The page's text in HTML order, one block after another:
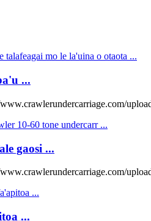
...
gaosi ...
...